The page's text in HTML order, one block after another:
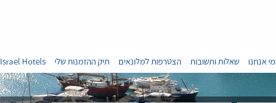
מי אנחנו שאלות ותשובות הצטרפות למלונאים תיק ההזמנות שלי Israel Hotels